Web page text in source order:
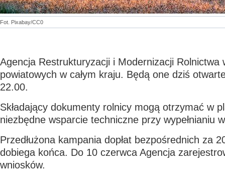
Fot. Pixabay/CC0
Agencja Restrukturyzacji i Modernizacji Rolnictwa
powiatowych w całym kraju. Będą one dziś
22.00.
Składający dokumenty rolnicy mogą otrzymać w
niezbędne wsparcie techniczne przy wypełnianiu
Przedłużona kampania dopłat bezpośrednich za
dobiega końca. Do 10 czerwca Agencja
wniosków.